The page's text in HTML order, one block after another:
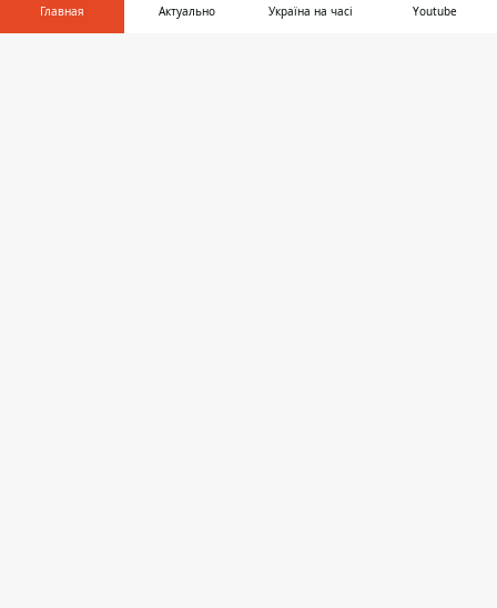
Главная Актуально Україна на часі Youtube